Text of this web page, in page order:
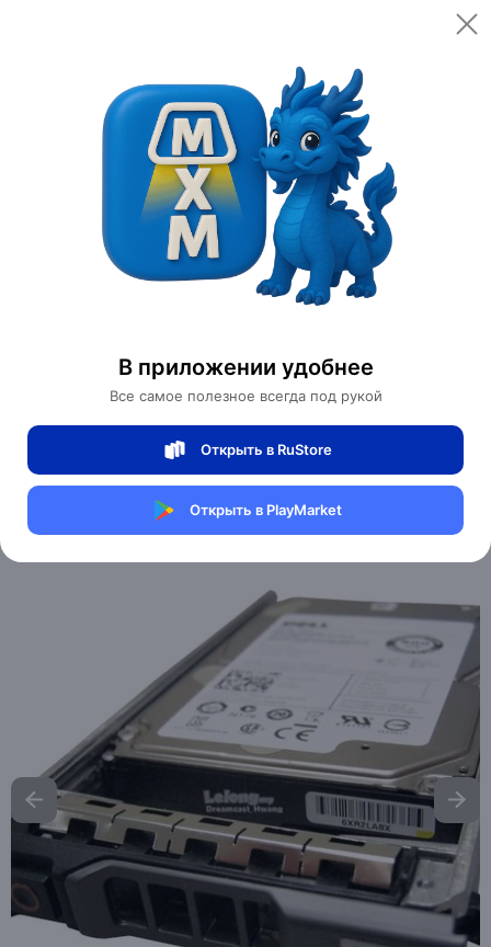
В приложении удобнее
Все самое полезное всегда под рукой
Открыть в RuStore
Открыть в PlayMarket
Открыть
Категории
Цифровая электроника
Компьютеры и комплектующие
Жёсткие диски
Жесткий диск Dell 600GB 10K 2.5 6G SAS
0 отзывов
Магазин Help Dell/HP